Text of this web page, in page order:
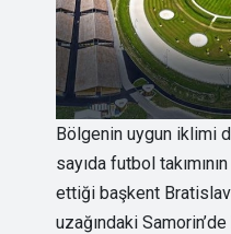
Bölgenin uygun iklimi
sayıda futbol
ettiği başkent
uzağındaki